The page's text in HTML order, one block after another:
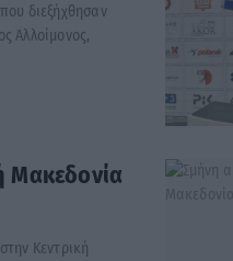
διεξήχθησαν
Αλλοίμονος,
Μακεδονία
Κεντρική